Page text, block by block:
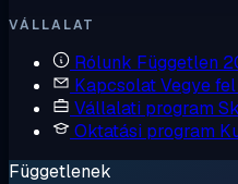
VÁLLALAT
Rólunk Független
KapcsolatVegye
Vállalati program
Oktatási program
Függetlenek